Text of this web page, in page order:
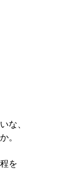
な、
。
を